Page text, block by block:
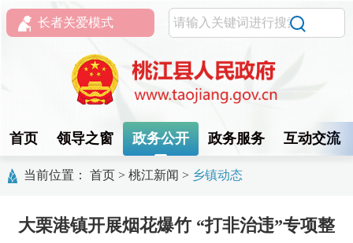
长者关爱模式
首页 领导之窗 政务公开 政务服务 互动交流
当前位置： 首页 > 桃江新闻 > 乡镇动态
大栗港镇开展烟花爆竹 “打非治违”专项整